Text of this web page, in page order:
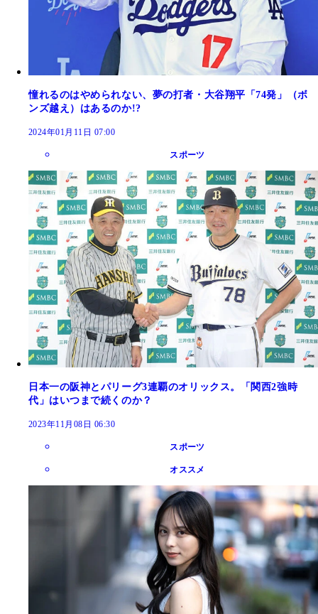
憧れるのはやめられない、夢の打者・大谷翔平「74発」（ボ
ンズ越え）はあるのか!?
2024年01月11日 07:00
スポーツ
日本一の阪神とパリーグ3連覇のオリックス。「関西2強時
代」はいつまで続くのか？
2023年11月08日 06:30
スポーツ
オススメ